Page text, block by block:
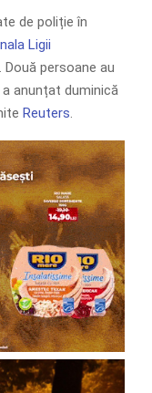
de poliție în
Ligii
. Două persoane au
anunțat duminică
Reuters